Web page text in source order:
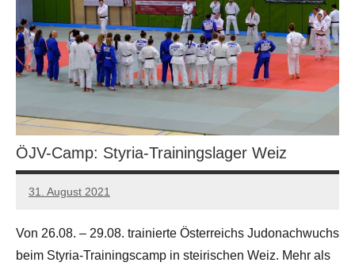
ÖJV-Camp: Styria-Trainingslager Weiz
31. August 2021
Manfred
Von 26.08. – 29.08. trainierte Österreichs Judonachwuchs
beim Styria-Trainingscamp in steirischen Weiz. Mehr als